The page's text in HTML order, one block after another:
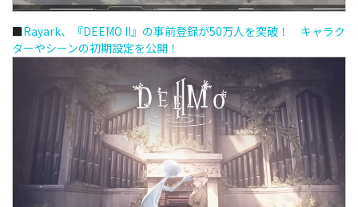
■Rayark、『DEEMO II』の事前登録が50万人を突破！ キャラク
ターやシーンの初期設定を公開！